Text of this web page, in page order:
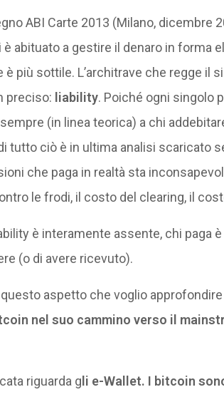
ABI Carte 2013 (Milano, dicembre
abituato a gestire il denaro in forma
è più sottile. L’architrave che regge il
preciso: liability. Poiché ogni singolo
(in linea teorica) a chi
tutto ciò è in ultima analisi scaricato
che paga in realtà sta
le frodi, il costo del clearing, il
è interamente assente, chi paga
(o di avere ricevuto).
aspetto che voglio approfondire
nel suo cammino verso il
riguarda gli e-Wallet. I bitcoin